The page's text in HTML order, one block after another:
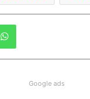
WhatsApp
Google ads